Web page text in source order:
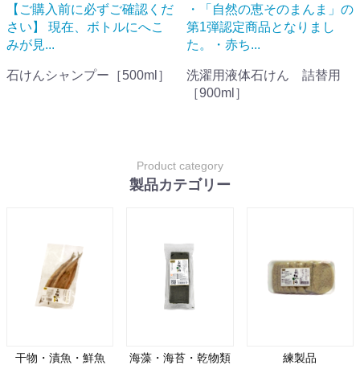
【ご購入前に必ずご確認くだ
さい】 現在、ボトルにへこ
みが見...
石けんシャンプー［500ml］
・「自然の恵そのまんま」の
第1弾認定商品となりまし
た。・赤ち...
洗濯用液体石けん 詰替用
［900ml］
Product category
製品カテゴリー
干物・漬魚・鮮魚 海藻・海苔・乾物類 練製品